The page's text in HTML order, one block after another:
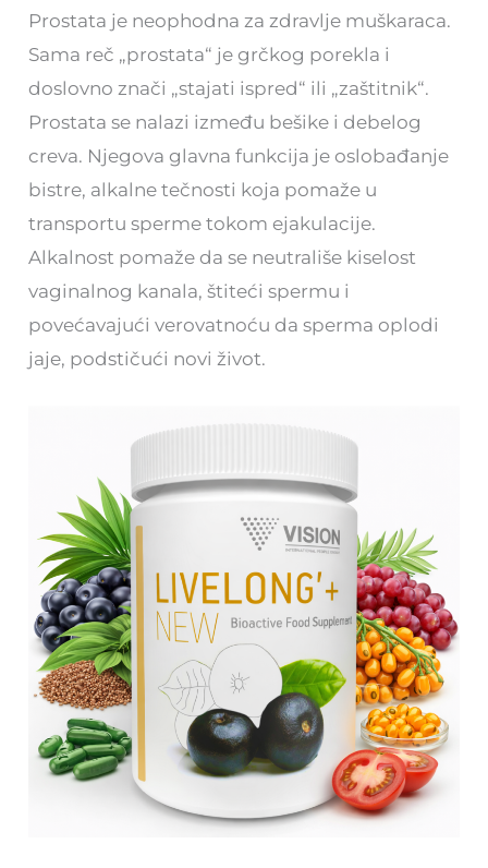
Prostata je neophodna za zdravlje muškaraca.
Sama reč „prostata“ je grčkog porekla i
doslovno znači „stajati ispred“ ili „zaštitnik“.
Prostata se nalazi između bešike i debelog
creva. Njegova glavna funkcija je oslobađanje
bistre, alkalne tečnosti koja pomaže u
transportu sperme tokom ejakulacije.
Alkalnost pomaže da se neutrališe kiselost
vaginalnog kanala, štiteći spermu i
povećavajući verovatnoću da sperma oplodi
jaje, podstičući novi život.